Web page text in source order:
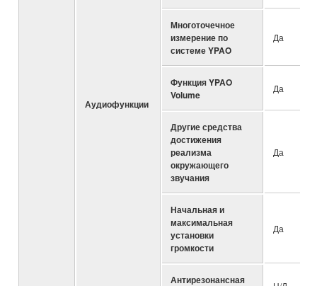
Аудиофункции
Многоточечное
измерение по
системе YPAO
Да
Функция YPAO
Volume
Да
Другие средства
достижения
реализма
окружающего
звучания
Да
Начальная и
максимальная
установки
громкости
Да
Антирезонансная